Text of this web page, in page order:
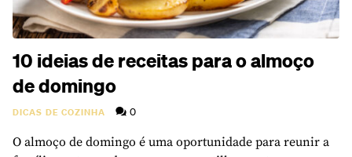
10 ideias de receitas para o almoço
de domingo
DICAS DE COZINHA 0
O almoço de domingo é uma oportunidade para reunir a